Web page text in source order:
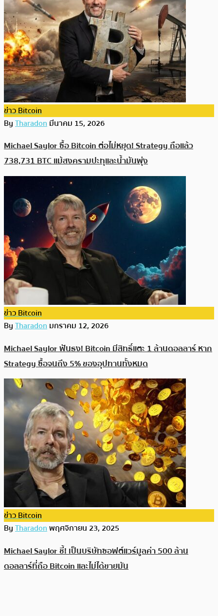
ข่าว Bitcoin
ByTharadonมีนาคม 15, 2026
Michael Saylor ซื้อ Bitcoin ต่อไม่หยุด! Strategy ถือแล้ว
738,731 BTC แม้สงครามปะทุและน้ำมันพุ่ง
ข่าว Bitcoin
ByTharadonมกราคม 12, 2026
Michael Saylor ฟันธง! Bitcoin มีสิทธิ์แตะ 1 ล้านดอลลาร์ หาก
Strategy ซื้อจนถึง 5% ของอุปทานทั้งหมด
ข่าว Bitcoin
ByTharadonพฤศจิกายน 23, 2025
Michael Saylor ชี้! เป็นบริษัทซอฟต์แวร์มูลค่า 500 ล้าน
ดอลลาร์ที่ถือ Bitcoin และไม่ได้ขายมัน